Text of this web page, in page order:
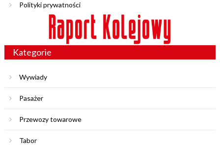
Polityki prywatności
Kategorie
Wywiady
Pasażer
Przewozy towarowe
Tabor